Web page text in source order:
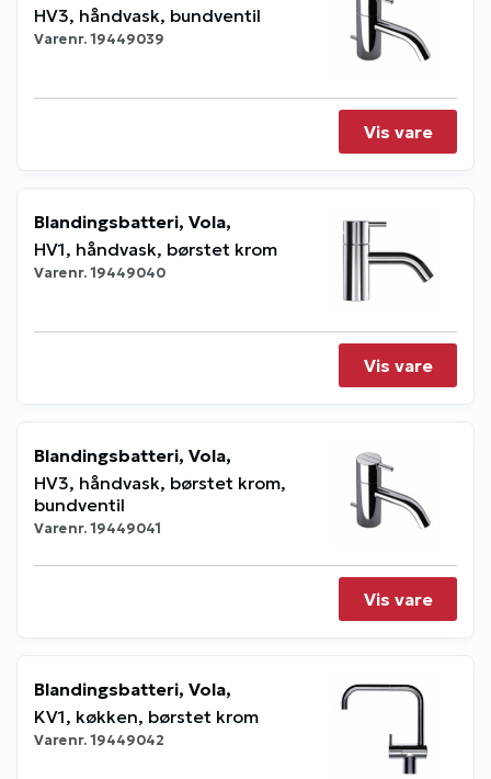
HV3, håndvask, bundventil
Varenr.19449039
Vis vare
Blandingsbatteri, Vola,
HV1, håndvask, børstet krom
Varenr.19449040
Vis vare
Blandingsbatteri, Vola,
HV3, håndvask, børstet krom,
bundventil
Varenr.19449041
Vis vare
Blandingsbatteri, Vola,
KV1, køkken, børstet krom
Varenr.19449042